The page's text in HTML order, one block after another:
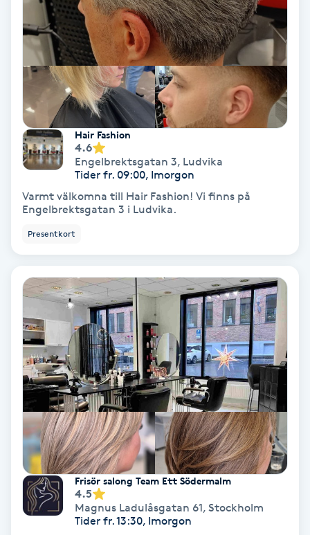
Ombre
Ombre brows
Ombre naglar
Optiker
Paraffinbehandling
Pedikyr
Pensionärklippning
Permanent
Permanent hårborttagning
Permanent ögonbrynsmakeup
Hair Fashion
4.6
Engelbrektsgatan 3, Ludvika
Tider fr. 09:00, Imorgon
Varmt välkomna till Hair Fashion! Vi finns på
Engelbrektsgatan 3 i Ludvika.
Presentkort
Frisör salong Team Ett Södermalm
4.5
Magnus Ladulåsgatan 61, Stockholm
Tider fr. 13:30, Imorgon